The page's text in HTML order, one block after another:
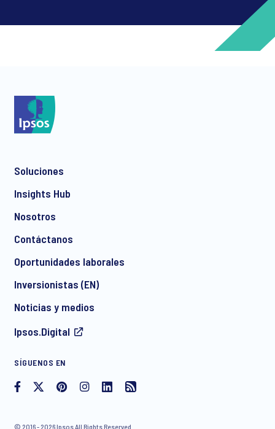
communication about products and services including
withdraw your consent at any time with effect for the future.
Soluciones
Insights Hub
Nosotros
Contáctanos
Oportunidades laborales
Inversionistas (EN)
Noticias y medios
Ipsos.Digital
SÍGUENOS EN
© 2016 - 2026 Ipsos All Rights Reserved